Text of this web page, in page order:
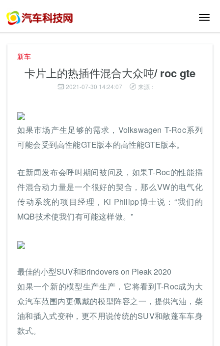
切
新车
卡片上的热插件混合大众吨/ roc gte
2021-07-30 14:24:07 来源：
如果市场产生足够的需求，Volkswagen T-Roc系列
可能会受到高性能GTE版本的高性能GTE版本。
在新闻发布会呼叫期间被问及，如果T-Roc的性能插
件混合动力量是一个很好的契合，那么VW的电气化
传动系统的项目经理，Ki Philipp博士说：“我们的
MQB技术使我们有可能这样做。”
最佳的小型SUV和Brindovers on Pleak 2020
如果一个新的模型生产生产，它将看到T-Roc成为大
众汽车范围内更佩戴的模型阵容之一，提供汽油，柴
油和插入式变种，更不用说传统的SUV和敞蓬车车身
款式。